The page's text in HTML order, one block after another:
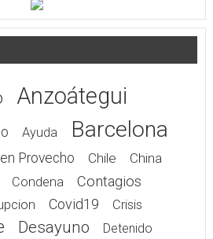
Anzoátegui
Ayuda Barcelona
Provecho Chile
China
Condena
Contagios
Covid19
Crisis
Desayuno Detenido